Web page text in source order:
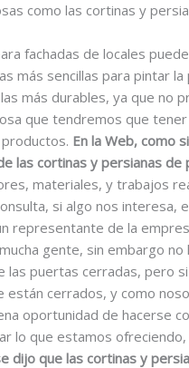
como las cortinas y
fachadas de locales
más sencillas para pintar
más durables, ya que no
que tendremos que
En la Web, como
las cortinas y persianas de
materiales, y trabajos
si algo nos interesa,
representante de la
gente, sin embargo
las puertas cerradas, pero
están cerrados, y como
oportunidad de hacerse
lo que estamos
dijo que las cortinas y